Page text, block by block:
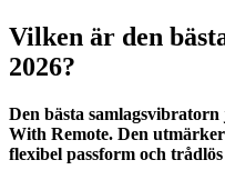
Vilken är den
2026?
Den bästa
With Remote. Den
flexibel passform och